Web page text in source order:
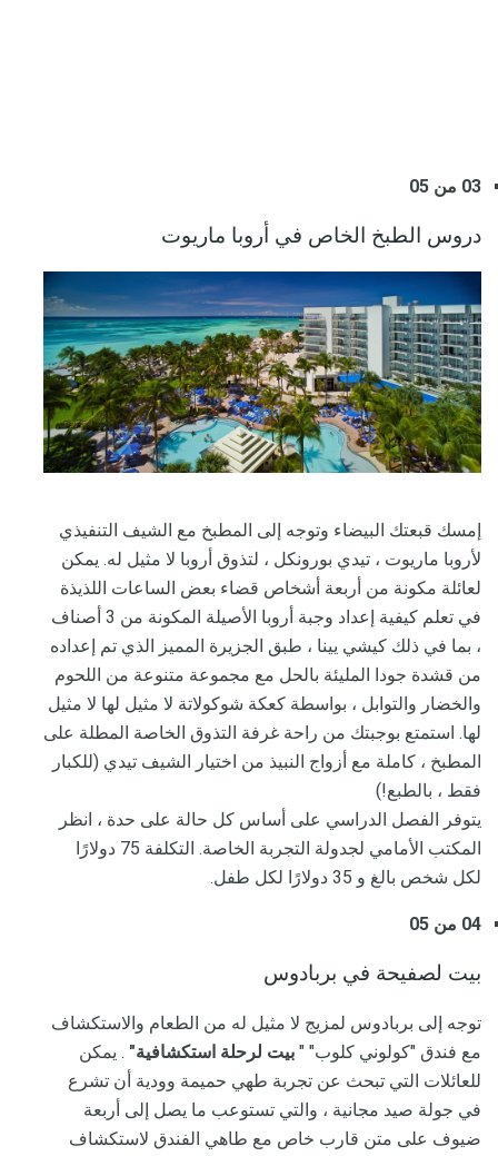
03 من 05
دروس الطبخ الخاص في أروبا ماريوت
إمسك قبعتك البيضاء وتوجه إلى المطبخ مع الشيف التنفيذي
لأروبا ماريوت ، تيدي بورونكل ، لتذوق أروبا لا مثيل له. يمكن
لعائلة مكونة من أربعة أشخاص قضاء بعض الساعات اللذيذة
في تعلم كيفية إعداد وجبة أروبا الأصيلة المكونة من 3 أصناف
، بما في ذلك كيشي يينا ، طبق الجزيرة المميز الذي تم إعداده
من قشدة جودا المليئة بالحل مع مجموعة متنوعة من اللحوم
والخضار والتوابل ، بواسطة كعكة شوكولاتة لا مثيل لها لا مثيل
لها. استمتع بوجبتك من راحة غرفة التذوق الخاصة المطلة على
المطبخ ، كاملة مع أزواج النبيذ من اختيار الشيف تيدي (للكبار
فقط ، بالطبع!)
يتوفر الفصل الدراسي على أساس كل حالة على حدة ، انظر
المكتب الأمامي لجدولة التجربة الخاصة. التكلفة 75 دولارًا
لكل شخص بالغ و 35 دولارًا لكل طفل.
04 من 05
بيت لصفيحة في بربادوس
توجه إلى بربادوس لمزيج لا مثيل له من الطعام والاستكشاف
مع فندق "كولوني كلوب" " بيت لرحلة استكشافية" . يمكن
للعائلات التي تبحث عن تجربة طهي حميمة وودية أن تشرع
في جولة صيد مجانية ، والتي تستوعب ما يصل إلى أربعة
ضيوف على متن قارب خاص مع طاهي الفندق لاستكشاف